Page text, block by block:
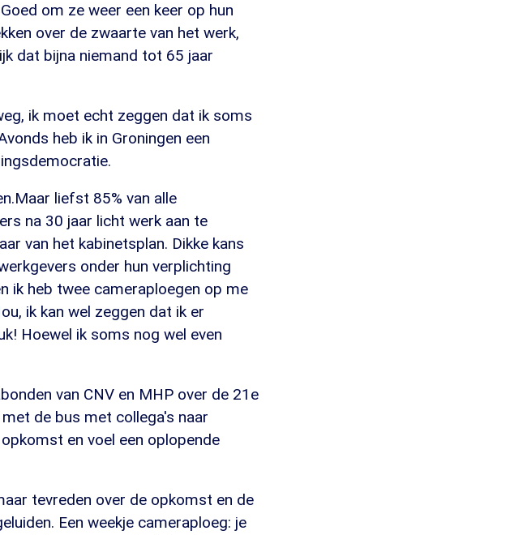
om ze weer een keer op hun
over de zwaarte van het werk,
dat bijna niemand tot 65 jaar
ik moet echt zeggen dat ik soms
heb ik in Groningen een
liefst 85% van alle
na 30 jaar licht werk aan te
van het kabinetsplan. Dikke kans
onder hun verplichting
ik heb twee cameraploegen op me
ik kan wel zeggen dat ik er
Hoewel ik soms nog wel even
van CNV en MHP over de 21e
de bus met collega's naar
en voel een oplopende
tevreden over de opkomst en de
Een weekje cameraploeg: je